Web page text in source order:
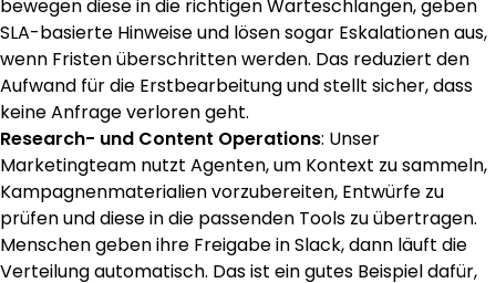
bewegen diese in die richtigen Warteschlangen, geben
SLA-basierte Hinweise und lösen sogar Eskalationen aus,
wenn Fristen überschritten werden. Das reduziert den
Aufwand für die Erstbearbeitung und stellt sicher, dass
keine Anfrage verloren geht.
Research- und Content Operations: Unser
Marketingteam nutzt Agenten, um Kontext zu sammeln,
Kampagnenmaterialien vorzubereiten, Entwürfe zu
prüfen und diese in die passenden Tools zu übertragen.
Menschen geben ihre Freigabe in Slack, dann läuft die
Verteilung automatisch. Das ist ein gutes Beispiel dafür,